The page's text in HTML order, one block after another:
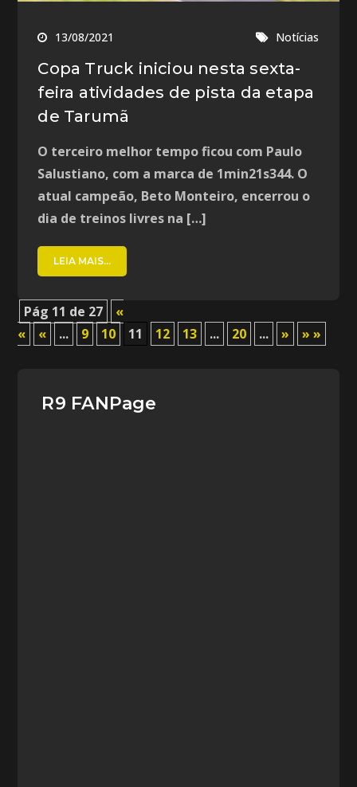
13/08/2021 Notícias
Copa Truck iniciou nesta sexta-
feira atividades de pista da etapa
de Tarumã
O terceiro melhor tempo ficou com Paulo
Salustiano, com a marca de 1min21s344. O
atual campeão, Beto Monteiro, encerrou o
dia de treinos livres na […]
LEIA MAIS...
Pág 11 de 27
«
«
« ... 9 10 11 12 13 ... 20 ... » » »
R9 FANPage